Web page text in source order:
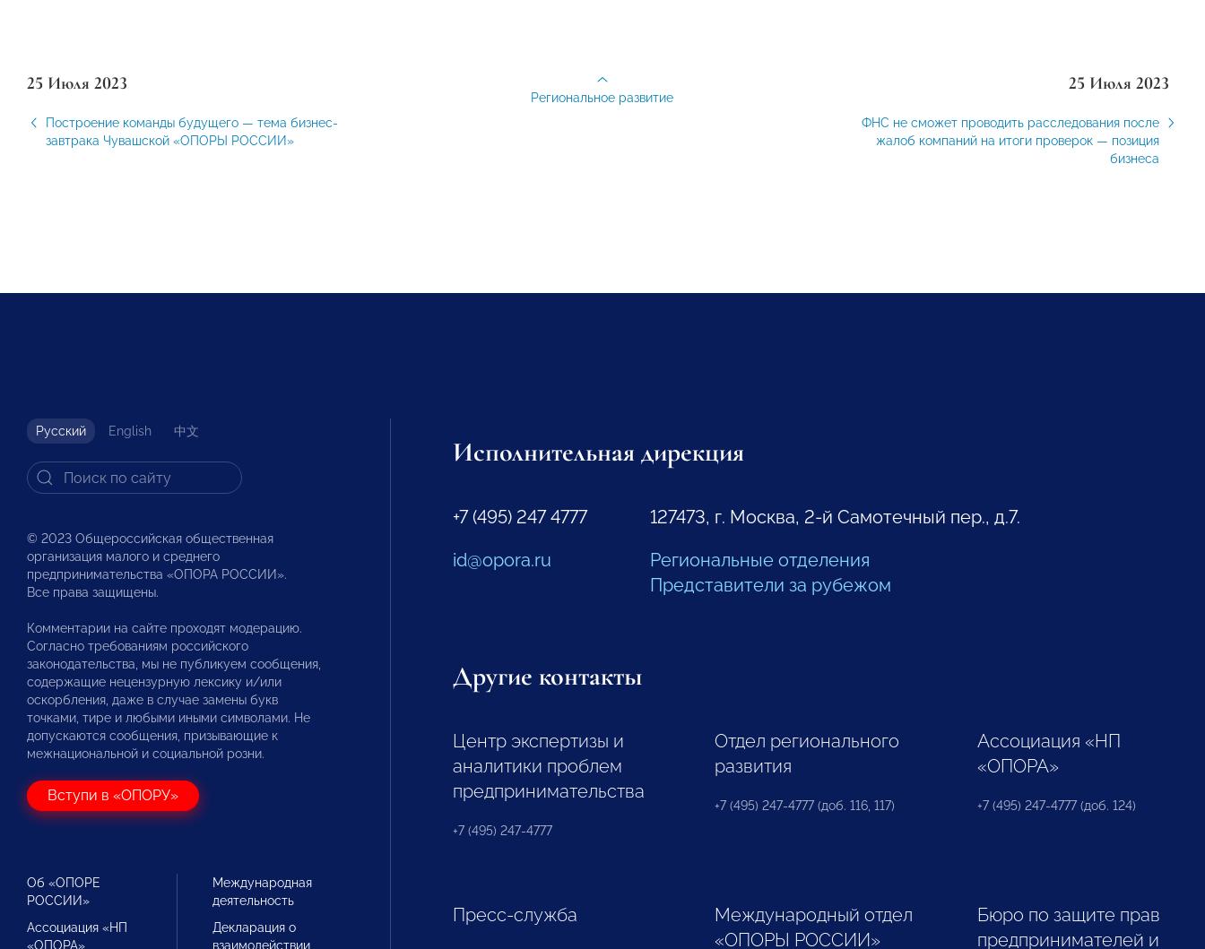
25 Июля 2023
Построение команды будущего — тема бизнес-
завтрака Чувашской «ОПОРЫ РОССИИ»
25 Июля 2023
ФНС не сможет проводить расследования после
жалоб компаний на итоги проверок — позиция
бизнеса
Региональное развитие
Русский English 中文
© 2023 Общероссийская общественная
организация малого и среднего
предпринимательства «ОПОРА РОССИИ».
Все права защищены.
Комментарии на сайте проходят модерацию.
Согласно требованиям российского
законодательства, мы не публикуем сообщения,
содержащие нецензурную лексику и/или
оскорбления, даже в случае замены букв
точками, тире и любыми иными символами. Не
допускаются сообщения, призывающие к
межнациональной и социальной розни.
Вступи в «ОПОРУ»
Об «ОПОРЕ
РОССИИ»
Ассоциация «НП
«ОПОРА»
Международная
деятельность
Декларация о
взаимодействии
Исполнительная дирекция
+7 (495) 247 4777
id@opora.ru
127473, г. Москва, 2-й Самотечный пер., д.7.
Региональные отделения
Представители за рубежом
Другие контакты
Центр экспертизы и
аналитики проблем
предпринимательства
+7 (495) 247-4777
Отдел регионального
развития
+7 (495) 247-4777 (доб. 116, 117)
Ассоциация «НП
«ОПОРА»
+7 (495) 247-4777 (доб. 124)
Пресс-служба
Международный отдел
«ОПОРЫ РОССИИ»
Бюро по защите прав
предпринимателей и